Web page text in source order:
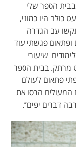
הספר שלי
כולם היו כמוני,
עם הגדרה
פגשתי עוד
שיעורי
מרתק. בבית הספר
פתאום לעולם
הרסו את
דברים יפים”.